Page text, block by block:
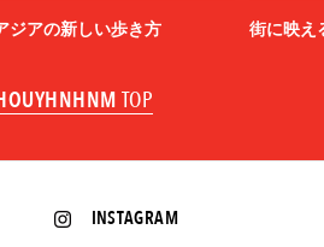
ジアの新しい歩き方 街に映え
TOP
INSTAGRAM